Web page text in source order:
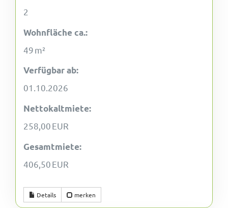
2
Wohnfläche ca.:
49 m²
Verfügbar ab:
01.10.2026
Nettokaltmiete:
258,00 EUR
Gesamtmiete:
406,50 EUR
Details merken